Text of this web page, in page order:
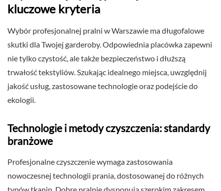
kluczowe kryteria
Wybór profesjonalnej pralni w Warszawie ma długofalowe
skutki dla Twojej garderoby. Odpowiednia placówka zapewni
nie tylko czystość, ale także bezpieczeństwo i dłuższą
trwałość tekstyliów. Szukając idealnego miejsca, uwzględnij
jakość usług, zastosowane technologie oraz podejście do
ekologii.
Technologie i metody czyszczenia: standardy
branżowe
Profesjonalne czyszczenie wymaga zastosowania
nowoczesnej technologii prania, dostosowanej do różnych